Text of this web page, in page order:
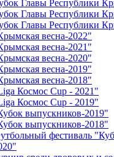
Главы Республики
Главы Республики
Главы Республики
весна-2022"
весна-2021"
весна-2020"
весна-2019"
весна-2018"
Космос Cup - 2021"
Космос Cup - 2019"
выпускников-2019"
выпускников-2018"
фестиваль